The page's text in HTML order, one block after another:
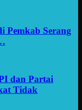
Pemkab Serang
dan Partai
Tidak